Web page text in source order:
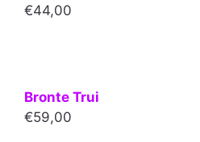
€44,00
Bronte Trui
€59,00